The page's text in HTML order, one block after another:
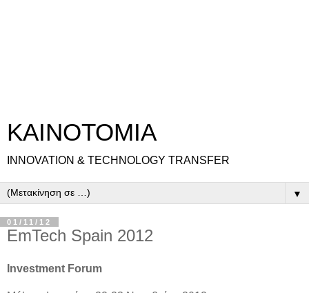
ΚΑΙΝΟΤΟΜΙΑ
INNOVATION & TECHNOLOGY TRANSFER
▼
01/11/12
EmTech Spain 2012
Investment Forum